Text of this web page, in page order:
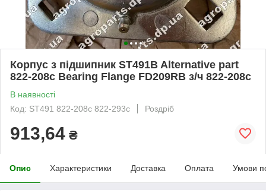
Корпус з підшипник ST491B Alternative part
822-208c Bearing Flange FD209RB з/ч 822-208с
В наявності
Код: ST491 822-208c 822-293c
Роздріб
913,64 ₴
Опис Характеристики Доставка Оплата Умови